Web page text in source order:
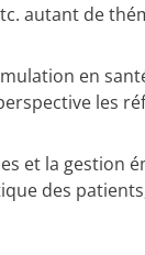
autant de
en
les
et la gestion
des